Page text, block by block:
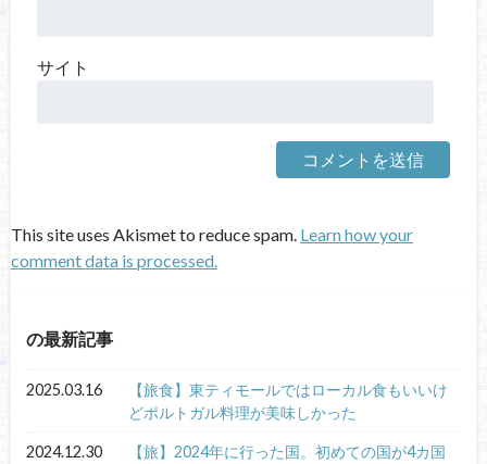
サイト
This site uses Akismet to reduce spam. Learn how your
comment data is processed.
の最新記事
2025.03.16
【旅食】東ティモールではローカル食もいいけ
どポルトガル料理が美味しかった
2024.12.30
【旅】2024年に行った国。初めての国が4カ国